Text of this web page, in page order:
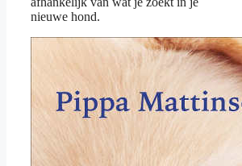
nieuwe hond.